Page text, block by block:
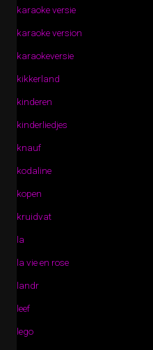
karaoke versie
karaoke version
karaokeversie
kikkerland
kinderen
kinderliedjes
knauf
kodaline
kopen
kruidvat
la
la vie en rose
landr
leef
lego